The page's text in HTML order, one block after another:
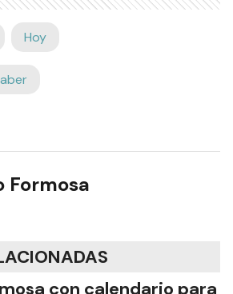
Hoy
Formosa
con calendario para